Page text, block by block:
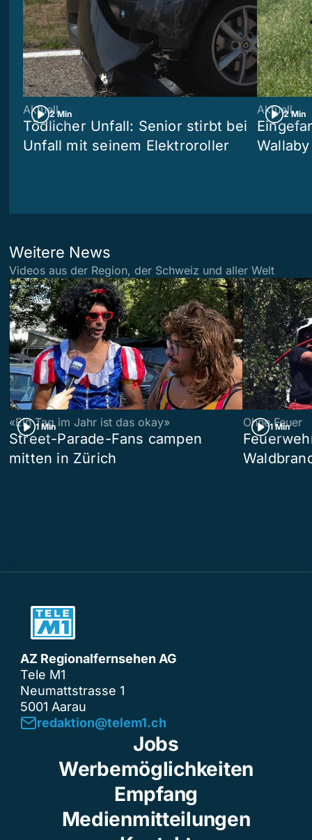
2 Min
Aktuell
Tödlicher Unfall: Senior stirbt bei
Unfall mit seinem Elektroroller
2 Min
Aktuell
Weitere News
Videos aus der Region, der Schweiz und aller Welt
1 Min
«Ein Tag im Jahr ist das okay»
Street-Parade-Fans campen
mitten in Zürich
1 Min
Ohne Feuer
AZ Regionalfernsehen AG
Tele M1
Neumattstrasse 1
5001 Aarau
redaktion@telem1.ch
Jobs
Werbemöglichkeiten
Empfang
Medienmitteilungen